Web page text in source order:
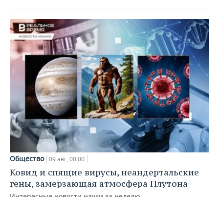
Общество 09 авг, 00:00
Ковид и спящие вирусы, неандертальские
гены, замерзающая атмосфера Плутона